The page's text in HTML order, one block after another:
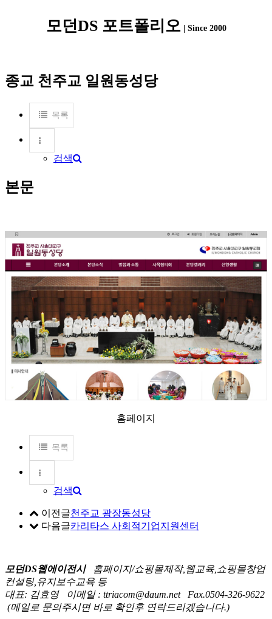
모던DS 포트폴리오 | Since 2000
종교 천주교 일원동성당
목록
검색
본문
홈페이지
목록
검색
이전글천주교 광장동성당
다음글카리타스 사회적기업지원센터
모던DS웹에이전시홈페이지/쇼핑몰제작,웹교육,쇼핑몰창업
컨설팅,유지보수교육 등
대표: 김효영
이메일 : ttriacom@daum.net
Fax.0504-326-9622
(메일로 문의주시면 바로 확인후 연락드리겠습니다.)